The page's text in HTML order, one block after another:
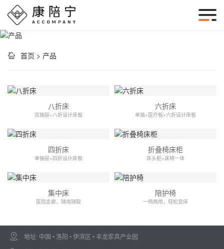
首页 > 产品
八折床
双抽屉+八折设计床板
六折床
单抽+医疗板+六折设计床板
四折床
单抽屉+四折设计床板
折叠椅床柜
床头柜+床椅一体
集中床
医院走廊、随用随取
陪护椅
一椅两用，轻松变床
地址: 中国 • 洛阳 • 伊滨区 • 丰龙家具产业园